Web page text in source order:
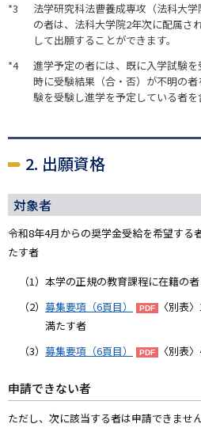
法学研究科法曹養成専攻（法科大
の者は、法科大学院2年次に配属さ
して出願することができます。
進学予定の者には、既に入学試験
時に受験結果（合・否）が不明の
験を受験し進学を予定している者を
2. 出願資格
対象者
令和8年4月からの奨学金受給を希望する
たす者
本学の正規の教育課程に在籍の者
募集要項（6頁目）
〈別表
満たす者
募集要項（6頁目）
〈別表
申請できない者
ただし、次に該当する者は申請できません